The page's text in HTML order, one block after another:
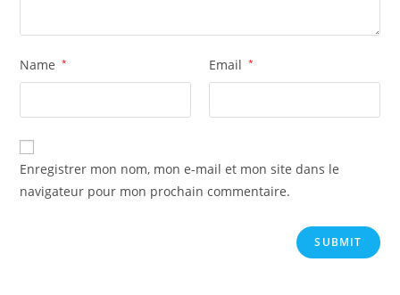
Name * Email *
Enregistrer mon nom, mon e-mail et mon site dans le
navigateur pour mon prochain commentaire.